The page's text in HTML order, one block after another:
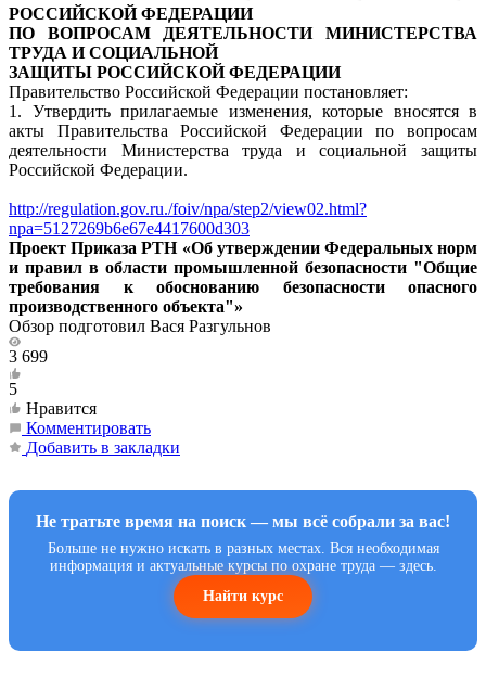
РОССИЙСКОЙ ФЕДЕРАЦИИ
ПО ВОПРОСАМ ДЕЯТЕЛЬНОСТИ МИНИСТЕРСТВА
ТРУДА И СОЦИАЛЬНОЙ
ЗАЩИТЫ РОССИЙСКОЙ ФЕДЕРАЦИИ
Правительство Российской Федерации постановляет:
1. Утвердить прилагаемые изменения, которые вносятся в
акты Правительства Российской Федерации по вопросам
деятельности Министерства труда и социальной защиты
Российской Федерации.
http://regulation.gov.ru./foiv/npa/step2/view02.html?
npa=5127269b6e67e4417600d303
Проект Приказа РТН «Об утверждении Федеральных норм
и правил в области промышленной безопасности "Общие
требования к обоснованию безопасности опасного
производственного объекта"»
Обзор подготовил Вася Разгульнов
3 699
5
Нравится
Комментировать
Добавить в закладки
Не тратьте время на поиск — мы всё собрали за вас!
Больше не нужно искать в разных местах. Вся необходимая
информация и актуальные курсы по охране труда — здесь.
Найти курс